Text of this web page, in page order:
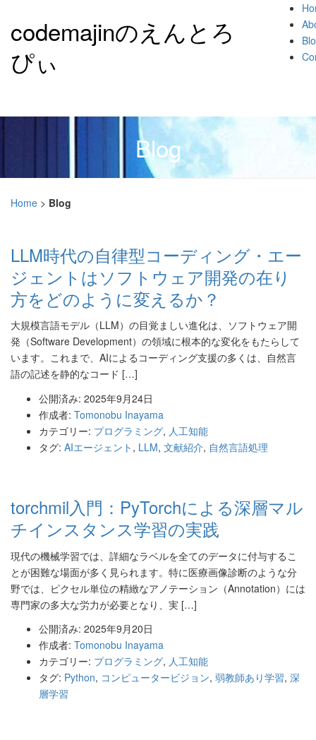
codemajinのえんとろ
ぴぃ
Blog
Home > Blog
LLM時代の自律型コーディング・エー
ジェントはソフトウェア開発の在り
方をどのように変えるか？
大規模言語モデル（LLM）の目覚ましい進化は、ソフトウェア開
発（Software Development）の領域に根本的な変化をもたらして
います。これまで、AIによるコーディング支援の多くは、自然言
語の記述を静的なコード […]
公開済み: 2025年9月24日
作成者: Tomonobu Inayama
カテゴリー: プログラミング, 人工知能
タグ: AIエージェント , LLM, 文献紹介, 自然言語処理
torchmil入門：PyTorchによる深層マル
チインスタンス学習の実践
現代の機械学習では、詳細なラベルを全てのデータに付与するこ
とが困難な場面が多く見られます。特に医療画像診断のような分
野では、ピクセル単位の精緻なアノテーション（Annotation）には
専門家の多大な労力が必要となり、実 […]
公開済み: 2025年9月20日
作成者: Tomonobu Inayama
カテゴリー: プログラミング, 人工知能
タグ: Python, コンピュータービジョン, 弱教師あり学習, 深
層学習